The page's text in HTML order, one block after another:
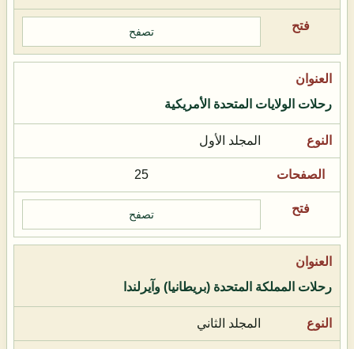
تصفح
رحلات الولايات المتحدة الأمريكية
المجلد الأول
25
تصفح
رحلات المملكة المتحدة (بريطانيا) وآيرلندا
المجلد الثاني